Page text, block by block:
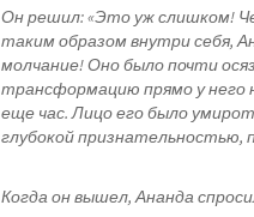
Он решил: «Это уж слишком!
таким образом внутри себя,
молчание! Оно было почти
трансформацию прямо у него
еще час. Лицо его было
глубокой признательностью,
Когда он вышел, Ананда